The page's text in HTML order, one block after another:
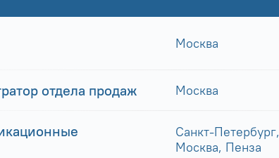
Москва
отдела продаж Москва
Санкт-Петербург,
Москва, Пенза